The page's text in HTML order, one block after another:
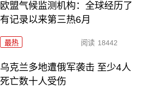
欧盟气候监测机构：全球经历了
有记录以来第三热6月
最热 阅读 18442
乌克兰多地遭俄军袭击 至少4人
死亡数十人受伤